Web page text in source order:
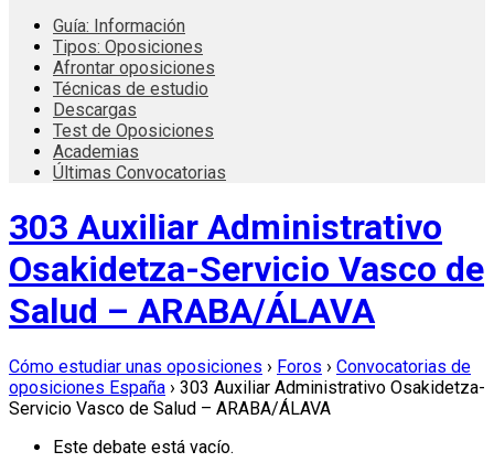
Guía: Información
Tipos: Oposiciones
Afrontar oposiciones
Técnicas de estudio
Descargas
Test de Oposiciones
Academias
Últimas Convocatorias
303 Auxiliar Administrativo
Osakidetza-Servicio Vasco de
Salud – ARABA/ÁLAVA
Cómo estudiar unas oposiciones › Foros › Convocatorias de
oposiciones España › 303 Auxiliar Administrativo Osakidetza-
Servicio Vasco de Salud – ARABA/ÁLAVA
Este debate está vacío.